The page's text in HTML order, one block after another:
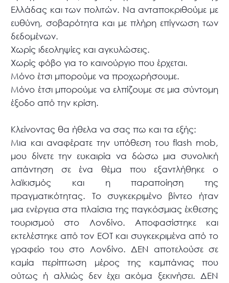
Ελλάδας και των πολιτών. Να ανταποκριθούμε με
ευθύνη, σοβαρότητα και με πλήρη επίγνωση των
δεδομένων.
Χωρίς ιδεοληψίες και αγκυλώσεις.
Χωρίς φόβο για το καινούργιο που έρχεται.
Μόνο έτσι μπορούμε να προχωρήσουμε.
Μόνο έτσι μπορούμε να ελπίζουμε σε μια σύντομη
έξοδο από την κρίση.
Kλείνοντας θα ήθελα να σας πω και τα εξής:
Μια και αναφέρατε την υπόθεση του flash mob,
μου δίνετε την ευκαιρία να δώσω μια συνολική
απάντηση σε ένα θέμα που εξαντλήθηκε ο
λαϊκισμός και η παραποίηση της
πραγματικότητας. Το συγκεκριμένο βίντεο ήταν
μια ενέργεια στα πλαίσια της παγκόσμιας έκθεσης
τουρισμού στο Λονδίνο. Αποφασίστηκε και
εκτελέστηκε από τον ΕΟΤ και συγκεκριμένα από το
γραφείο του στο Λονδίνο. ΔΕΝ αποτελούσε σε
καμία περίπτωση μέρος της καμπάνιας που
ούτως ή αλλιώς δεν έχει ακόμα ξεκινήσει. ΔΕΝ